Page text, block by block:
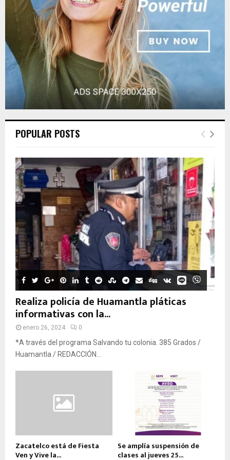
POPULAR POSTS
Realiza policía de Huamantla pláticas
informativas con la...
enero 26, 2024 0
*A través del programa Salvando tu colonia. 385 Grados /
Huamantla / REDACCIÓN...
Zacatelco está de Fiesta
Ven y Vive la...
Se amplía suspensión de
clases al jueves 25...